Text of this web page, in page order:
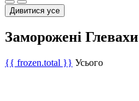
Дивитися усе
Заморожені Глевахи
{{ frozen.total }} Усього